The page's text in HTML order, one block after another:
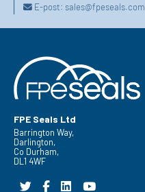
E-post: sales@fpeseals.com
FPE Seals Ltd
Barrington Way,
Darlington,
Co Durham,
DL1 4WF